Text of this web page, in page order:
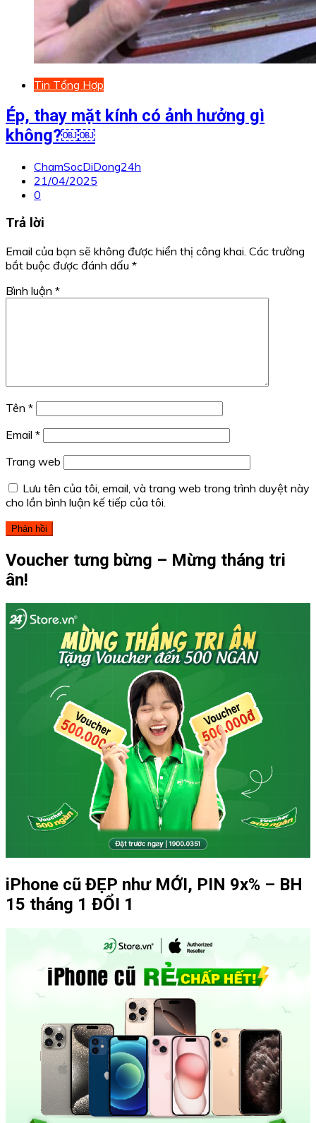
Tin Tổng Hợp
Ép, thay mặt kính có ảnh hưởng gì
không?￼￼
ChamSocDiDong24h
21/04/2025
0
Trả lời
Email của bạn sẽ không được hiển thị công khai. Các trường
bắt buộc được đánh dấu *
Bình luận *
Tên *
Email *
Trang web
Lưu tên của tôi, email, và trang web trong trình duyệt này
cho lần bình luận kế tiếp của tôi.
Voucher tưng bừng – Mừng tháng tri
ân!
iPhone cũ ĐẸP như MỚI, PIN 9x% – BH
15 tháng 1 ĐỔI 1